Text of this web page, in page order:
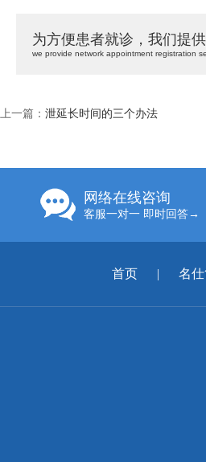
为方便患者就诊，我们提
we provide network appointment registration
上一篇： 泄延长时间的三个办法
网络在线咨询
客服一对一 即时回答→
首页 | 名